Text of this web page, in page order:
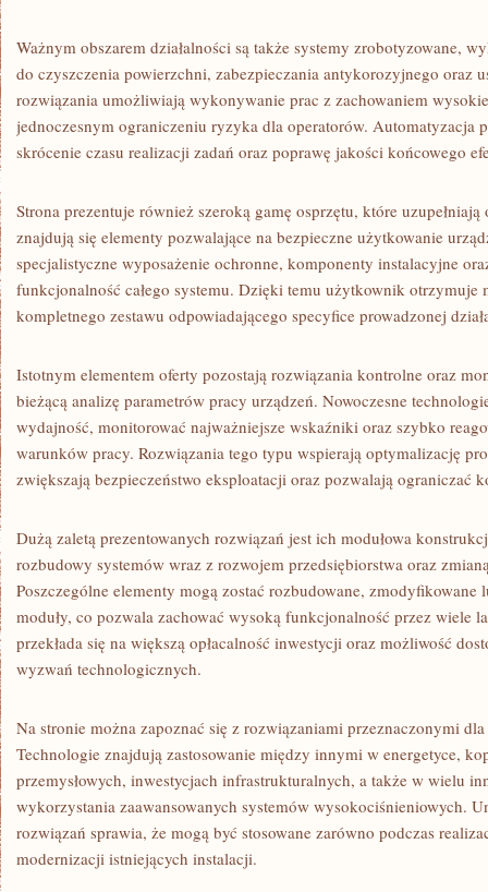
Ważnym obszarem działalności są także systemy zrobotyzowane,
do czyszczenia powierzchni, zabezpieczania antykorozyjnego oraz
rozwiązania umożliwiają wykonywanie prac z zachowaniem
jednoczesnym ograniczeniu ryzyka dla operatorów. Automatyzacja
skrócenie czasu realizacji zadań oraz poprawę jakości końcowego
Strona prezentuje również szeroką gamę osprzętu, które
znajdują się elementy pozwalające na bezpieczne użytkowanie
specjalistyczne wyposażenie ochronne, komponenty instalacyjne
funkcjonalność całego systemu. Dzięki temu użytkownik otrzymuje
kompletnego zestawu odpowiadającego specyfice prowadzonej
Istotnym elementem oferty pozostają rozwiązania kontrolne oraz
bieżącą analizę parametrów pracy urządzeń. Nowoczesne
wydajność, monitorować najważniejsze wskaźniki oraz szybko
warunków pracy. Rozwiązania tego typu wspierają optymalizację
zwiększają bezpieczeństwo eksploatacji oraz pozwalają ograniczać
Dużą zaletą prezentowanych rozwiązań jest ich modułowa
rozbudowy systemów wraz z rozwojem przedsiębiorstwa oraz
Poszczególne elementy mogą zostać rozbudowane, zmodyfikowane
moduły, co pozwala zachować wysoką funkcjonalność przez wiele
przekłada się na większą opłacalność inwestycji oraz możliwość
wyzwań technologicznych.
Na stronie można zapoznać się z rozwiązaniami przeznaczonymi
Technologie znajdują zastosowanie między innymi w energetyce,
przemysłowych, inwestycjach infrastrukturalnych, a także w wielu
wykorzystania zaawansowanych systemów wysokociśnieniowych.
rozwiązań sprawia, że mogą być stosowane zarówno podczas
modernizacji istniejących instalacji.